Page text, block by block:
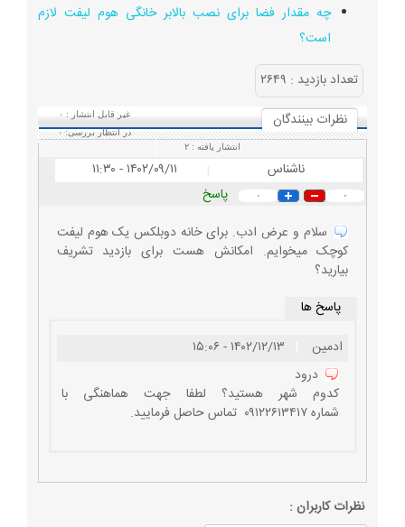
چه مقدار فضا برای نصب بالابر خانگی هوم لیفت لازم
است؟
تعداد بازديد : ۲۶۴۹
نظرات بينندگان
غیر قابل انتشار : ۰
در انتظار بررسی:۰
انتشار یافته :۲
ناشناس | ۱۴۰۲/۰۹/۱۱ - ۱۱:۳۰
۰ ۰
پاسخ
سلام و عرض ادب. برای خانه دوبلکس یک هوم لیفت
کوچک میخوایم. امکانش هست برای بازدید تشریف
بیارید؟
پاسخ ها
ادمین
۱۴۰۲/۱۲/۱۳ - ۱۵:۰۶
درود
کدوم شهر هستید؟ لطفا جهت هماهنگی با
شماره ۰۹۱۲۲۶۱۳۴۱۷ تماس حاصل فرمایید.
نظرات كاربران :